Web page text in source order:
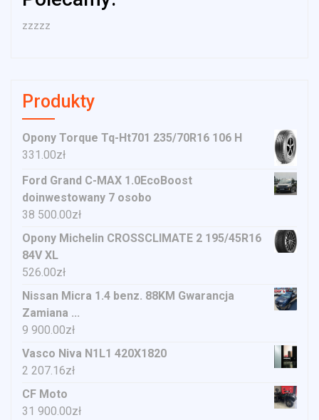
zzzzz
Produkty
Opony Torque Tq-Ht701 235/70R16 106 H
331.00zł
Ford Grand C-MAX 1.0EcoBoost
doinwestowany 7 osobo
38 500.00zł
Opony Michelin CROSSCLIMATE 2 195/45R16
84V XL
526.00zł
Nissan Micra 1.4 benz. 88KM Gwarancja
Zamiana ...
9 900.00zł
Vasco Niva N1L1 420X1820
2 207.16zł
CF Moto
31 900.00zł